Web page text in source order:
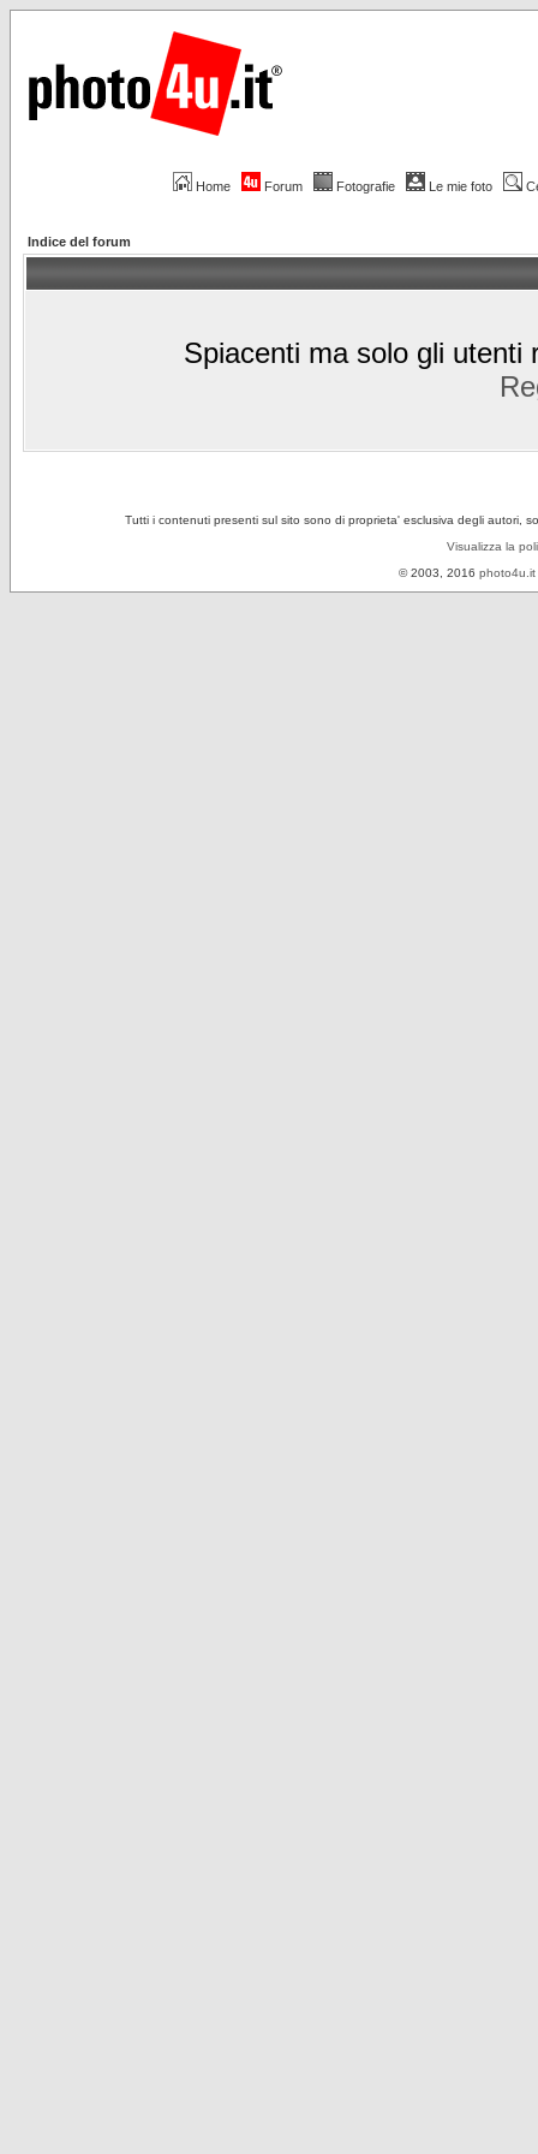
Home Forum Fotografie Le mie foto
Indice del forum
Spiacenti ma solo gli utenti
Tutti i contenuti presenti sul sito sono di proprieta' esclusiva degli autori,
Visualizza la
© 2003, 2016 photo4u.it